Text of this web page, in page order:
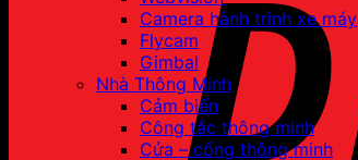
Camera hành trình xe máy
Flycam
Gimbal
Nhà Thông Minh
Cảm biến
Công tắc thông minh
Cửa – cổng thông minh